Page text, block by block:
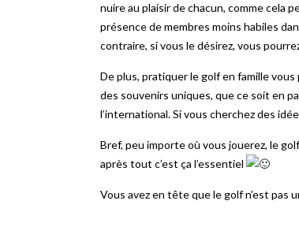
nuire au plaisir de chacun, comme cela
présence de membres moins habiles
contraire, si vous le désirez, vous
De plus, pratiquer le golf en famille
des souvenirs uniques, que ce soit en
l’international. Si vous cherchez des
Bref, peu importe où vous jouerez, le
après tout c’est ça l’essentiel
Vous avez en tête que le golf n’est pas